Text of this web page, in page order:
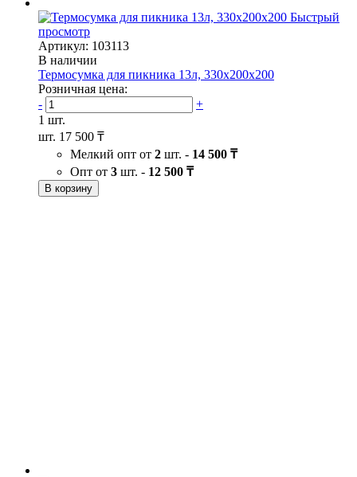
Быстрый
просмотр
Артикул: 103113
В наличии
Термосумка для пикника 13л, 330х200х200
Розничная цена:
-
+
1 шт.
шт. 17 500 ₸
Мелкий опт от 2 шт. - 14 500 ₸
Опт от 3 шт. - 12 500 ₸
В корзину